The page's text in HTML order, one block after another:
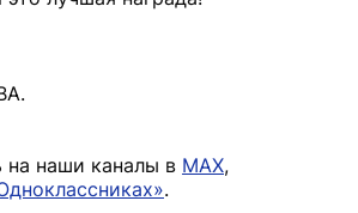
на наши каналы в MAX,
.